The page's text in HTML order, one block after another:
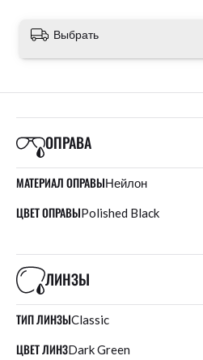
Выбрать
ОПРАВА
МАТЕРИАЛ ОПРАВЫНейлон
ЦВЕТ ОПРАВЫPolished Black
ЛИНЗЫ
ТИП ЛИНЗЫClassic
ЦВЕТ ЛИНЗDark Green